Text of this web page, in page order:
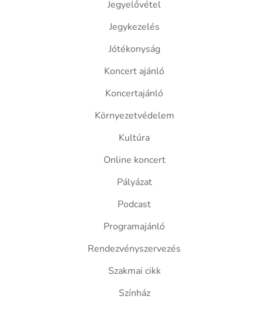
Jegyelővétel
Jegykezelés
Jótékonyság
Koncert ajánló
Koncertajánló
Környezetvédelem
Kultúra
Online koncert
Pályázat
Podcast
Programajánló
Rendezvényszervezés
Szakmai cikk
Színház